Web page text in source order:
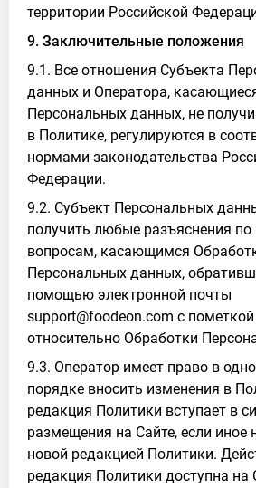
территории Российской
9. Заключительные положения
9.1. Все отношения Субъекта
данных и Оператора,
Персональных данных, не
в Политике, регулируются в
нормами законодательства
Федерации.
9.2. Субъект Персональных
получить любые разъяснения
вопросам, касающимся
Персональных данных,
помощью электронной почты
support@foodeon.com с
относительно Обработки
9.3. Оператор имеет право в
порядке вносить изменения в
редакция Политики вступает в
размещения на Сайте, если иное
новой редакцией Политики.
редакция Политики доступна на